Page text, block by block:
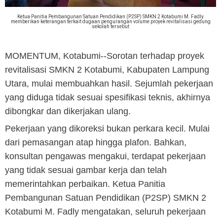
Ketua Panitia Pembangunan Satuan Pendidikan (P2SP) SMKN 2 Kotabumi M. Fadly
memberikan keterangan terkait dugaan pengurangan volume proyek revitalisasi gedung
sekolah tersebut
MOMENTUM, Kotabumi--Sorotan terhadap proyek
revitalisasi SMKN 2 Kotabumi, Kabupaten Lampung
Utara, mulai membuahkan hasil. Sejumlah pekerjaan
yang diduga tidak sesuai spesifikasi teknis, akhirnya
dibongkar dan dikerjakan ulang.
Pekerjaan yang dikoreksi bukan perkara kecil. Mulai
dari pemasangan atap hingga plafon. Bahkan,
konsultan pengawas mengakui, terdapat pekerjaan
yang tidak sesuai gambar kerja dan telah
memerintahkan perbaikan. Ketua Panitia
Pembangunan Satuan Pendidikan (P2SP) SMKN 2
Kotabumi M. Fadly mengatakan, seluruh pekerjaan